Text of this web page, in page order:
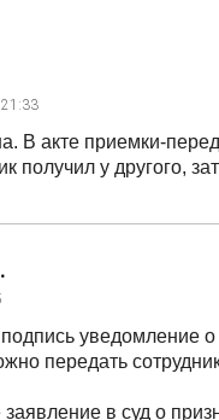
21:33
В акте приемки-
получил у другого,
уведомление
передать
в суд о